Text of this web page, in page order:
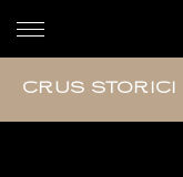
CRUS STORICI